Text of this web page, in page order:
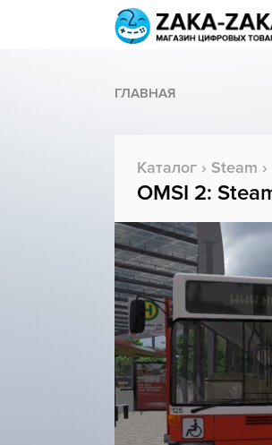
ГЛАВНАЯ
Каталог › Steam ›
OMSI 2: